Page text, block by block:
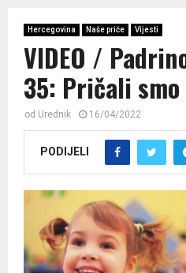
Hercegovina Naše priče Vijesti
VIDEO /
35: Pričali smo
od Urednik 16/04/2022
PODIJELI